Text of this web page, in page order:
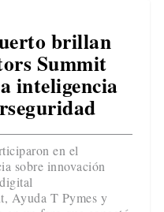
brillan
Summit
inteligencia
en el
sobre innovación
Ayuda T Pymes y